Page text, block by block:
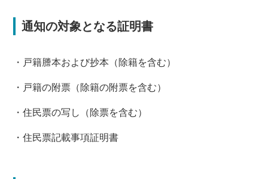
通知の対象となる証明書
・戸籍謄本および抄本（除籍を含む）
・戸籍の附票（除籍の附票を含む）
・住民票の写し（除票を含む）
・住民票記載事項証明書